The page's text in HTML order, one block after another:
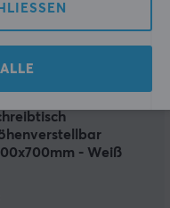
- Weiß